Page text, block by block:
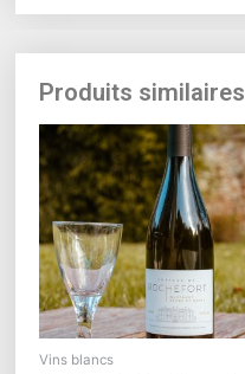
Produits similaires
Vins blancs